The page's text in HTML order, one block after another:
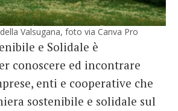
Valsugana, foto via Canva Pro
e Solidale è
conoscere ed incontrare
enti e cooperative che
sostenibile e solidale sul